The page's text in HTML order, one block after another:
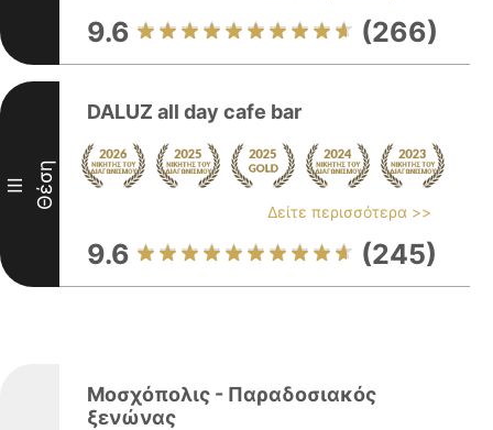
9.6 (266)
III Θέση
DALUZ all day cafe bar
Δείτε περισσότερα >>
9.6 (245)
Μοσχόπολις - Παραδοσιακός
ξενώνας